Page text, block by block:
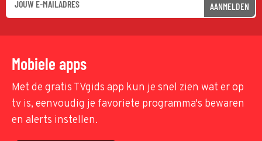
AANMELDEN
Mobiele apps
Met de gratis TVgids app kun je snel zien wat er op
tv is, eenvoudig je favoriete programma's bewaren
en alerts instellen.